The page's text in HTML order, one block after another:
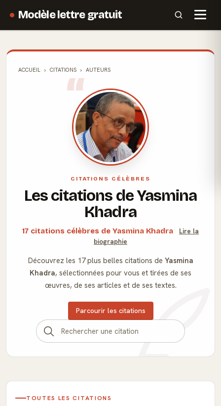
Modèle lettre gratuit
ACCUEIL CITATIONS AUTEURS
CITATIONS CÉLÈBRES
Les citations de Yasmina
Khadra
17 citations célèbres de Yasmina Khadra
Lire la
biographie
Découvrez les 17 plus belles citations de Yasmina
Khadra, sélectionnées pour vous et tirées de ses
œuvres, de ses articles et de ses textes.
Parcourir les citations
TOUTES LES CITATIONS